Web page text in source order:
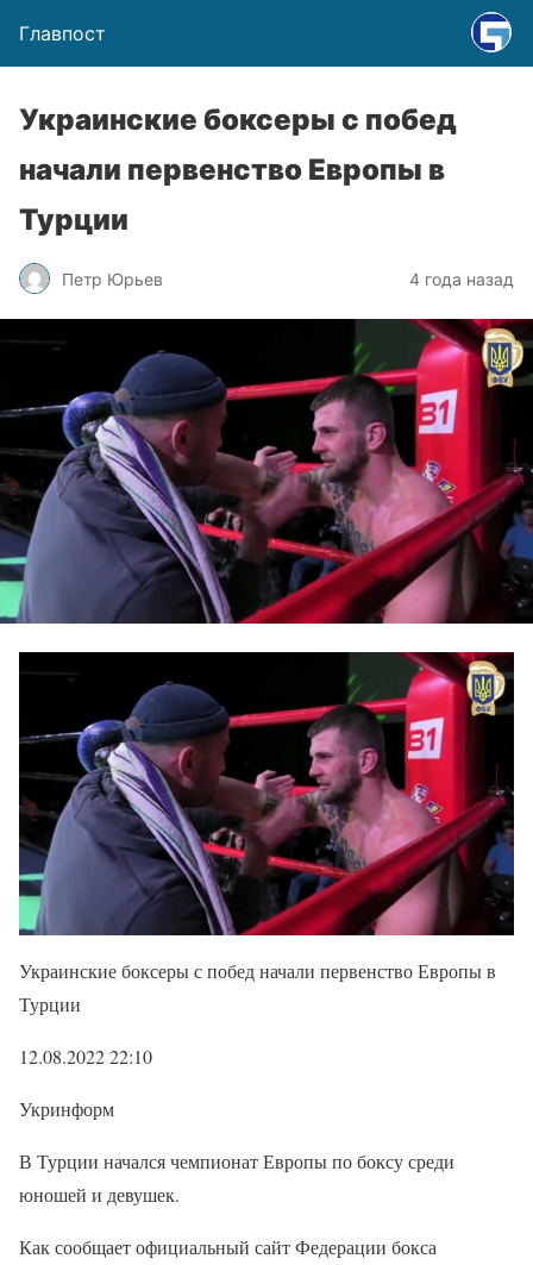
Главпост
Украинские боксеры с побед
начали первенство Европы в
Турции
Петр Юрьев 4 года назад
Украинские боксеры с побед начали первенство Европы в
Турции
12.08.2022 22:10
Укринформ
В Турции начался чемпионат Европы по боксу среди
юношей и девушек.
Как сообщает официальный сайт Федерации бокса